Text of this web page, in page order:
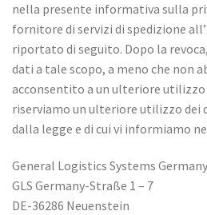
nella presente informativa sulla
fornitore di servizi di spedizione
riportato di seguito. Dopo la
dati a tale scopo, a meno che non
acconsentito a un ulteriore utilizzo
riserviamo un ulteriore utilizzo dei
dalla legge e di cui vi informiamo
General Logistics Systems
GLS Germany-Straße 1 – 7
DE-36286 Neuenstein